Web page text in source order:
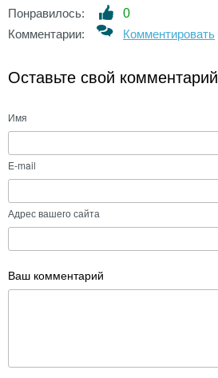
Понравилось:
0
Комментарии:
Комментировать
Оставьте свой комментарий
Имя
E-mail
Адрес вашего сайта
Ваш комментарий